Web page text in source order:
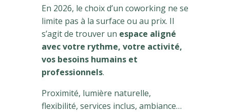
En 2026, le choix d’un coworking ne se
limite pas à la surface ou au prix. Il
s’agit de trouver un espace aligné
avec votre rythme, votre activité,
vos besoins humains et
professionnels.
Proximité, lumière naturelle,
flexibilité, services inclus, ambiance…